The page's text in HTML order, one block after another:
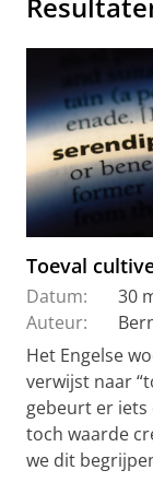
Toeval
Datum:
30
Auteur:
Het Engelse
verwijst naar
gebeurt er
toch waarde
we dit